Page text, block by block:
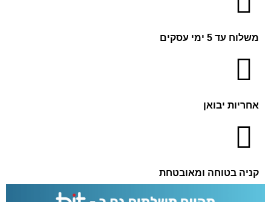
משלוח עד 5 ימי עסקים
אחריות יבואן
קניה בטוחה ומאובטחת